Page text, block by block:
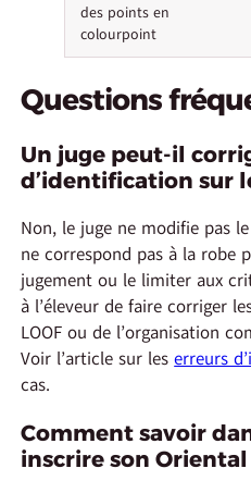
des points en
colourpoint
Questions
Un juge peut-il
d’identification sur
Non, le juge ne modifie pas
ne correspond pas à la robe
jugement ou le limiter aux
à l’éleveur de faire corriger
LOOF ou de l’organisation
Voir l’article sur leserreurs
cas.
Comment savoir
inscrire son Oriental